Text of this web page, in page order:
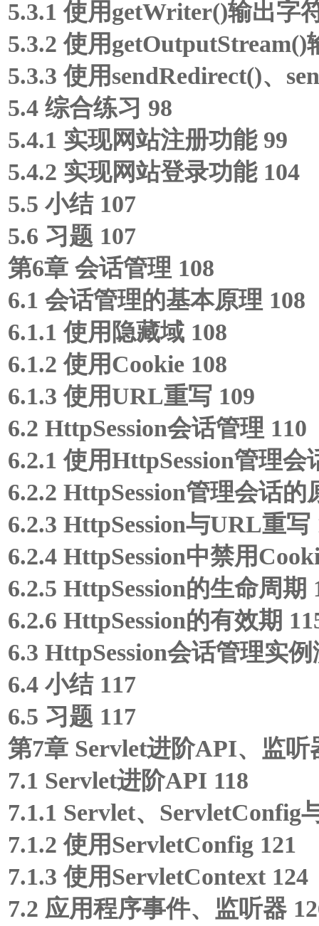
5.3.1 使用getWriter()输出字
5.3.2 使用getOutputStream()
5.3.3 使用sendRedirect()、
5.4 综合练习 98
5.4.1 实现网站注册功能 99
5.4.2 实现网站登录功能 104
5.5 小结 107
5.6 习题 107
第6章 会话管理 108
6.1 会话管理的基本原理 108
6.1.1 使用隐藏域 108
6.1.2 使用Cookie 108
6.1.3 使用URL重写 109
6.2 HttpSession会话管理 110
6.2.1 使用HttpSession管理会
6.2.2 HttpSession管理会话的
6.2.3 HttpSession与URL重写
6.2.4 HttpSession中禁用
6.2.5 HttpSession的生命周期
6.2.6 HttpSession的有效期
6.3 HttpSession会话管理实例
6.4 小结 117
6.5 习题 117
第7章 Servlet进阶API、监听
7.1 Servlet进阶API 118
7.1.1 Servlet、ServletConfig
7.1.2 使用ServletConfig 121
7.1.3 使用ServletContext 124
7.2 应用程序事件、监听器